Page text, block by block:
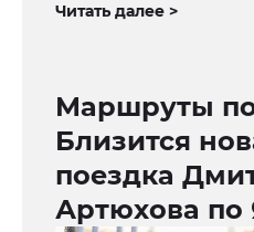
Читать далее >
Маршруты
Близится
поездка
Артюхова